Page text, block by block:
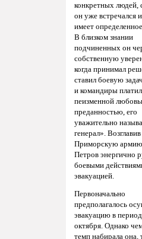
конкретных людей,
он уже встречался
имеет
В близком знании
подчиненных он
собственную
когда принимал
ставил боевую
и командиры
пеизменной
преданностью, его
уважительно
генерал». Возглавив
Приморскую
Петров энергично
боевыми
эвакуацией.
Первоначально
предполагалось
эвакуацию в
октября. Однако
темп набирала она,